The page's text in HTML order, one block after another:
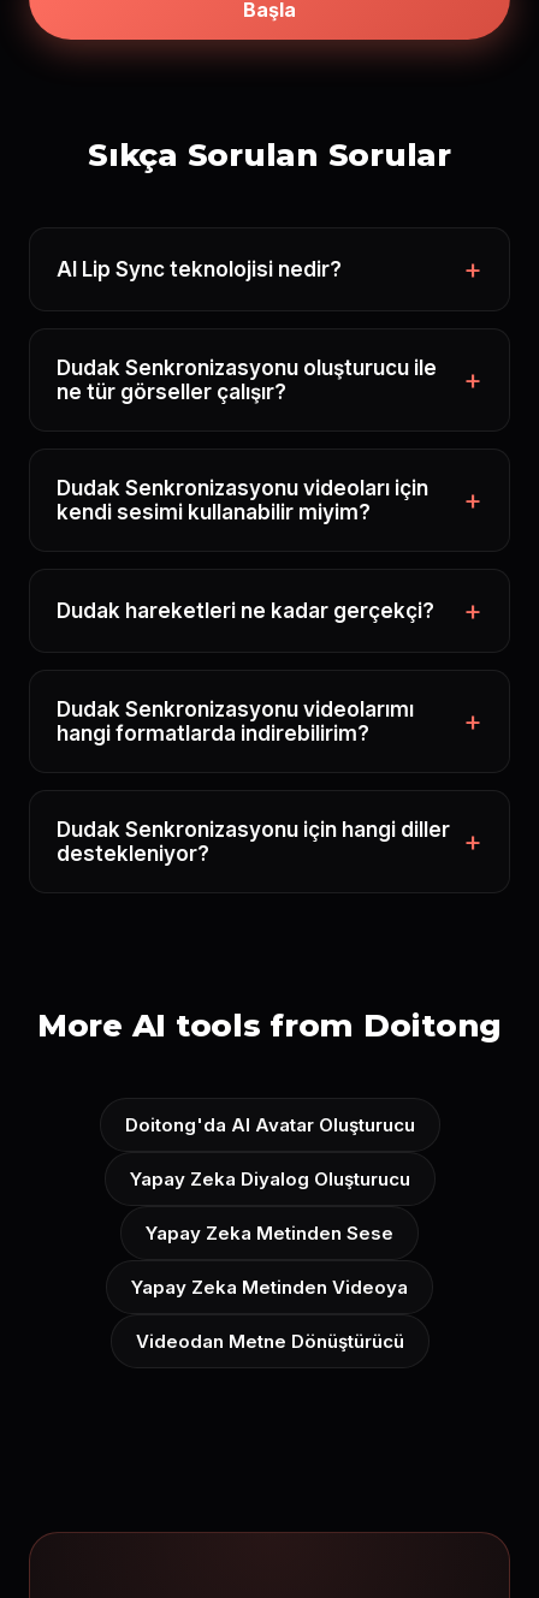
Başla
Sıkça Sorulan Sorular
AI Lip Sync teknolojisi nedir?
Dudak Senkronizasyonu oluşturucu ile
ne tür görseller çalışır?
Dudak Senkronizasyonu videoları için
kendi sesimi kullanabilir miyim?
Dudak hareketleri ne kadar gerçekçi?
Dudak Senkronizasyonu videolarımı
hangi formatlarda indirebilirim?
Dudak Senkronizasyonu için hangi diller
destekleniyor?
More AI tools from Doitong
Doitong'da AI Avatar Oluşturucu
Yapay Zeka Diyalog Oluşturucu
Yapay Zeka Metinden Sese
Yapay Zeka Metinden Videoya
Videodan Metne Dönüştürücü